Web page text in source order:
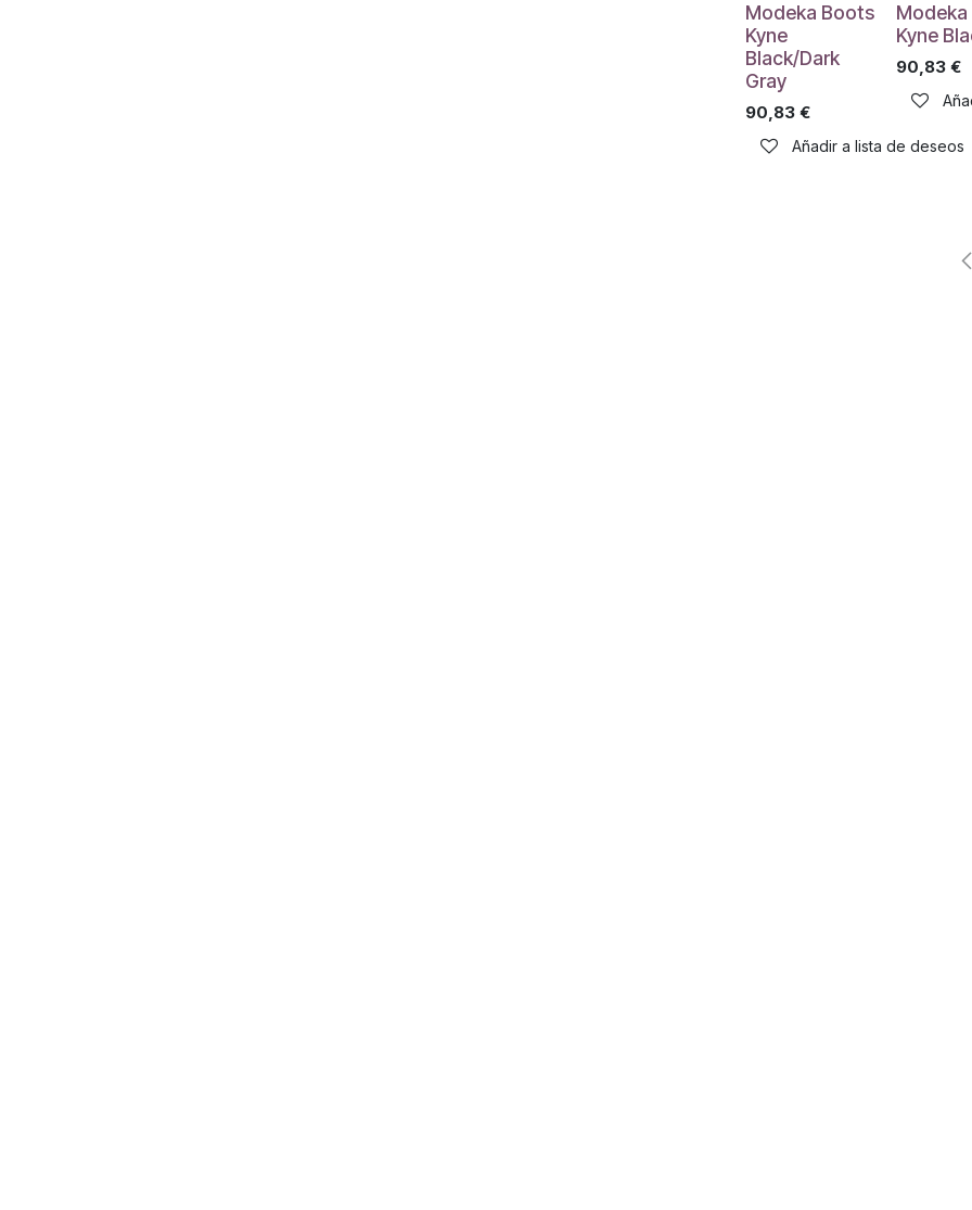
Modeka Boots
Kyne
Black/Dark
Gray
90,83 €
Añadir a lista de deseos
Kyne
90,83€